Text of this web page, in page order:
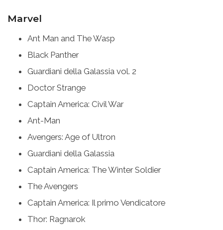
Marvel
Ant Man and The Wasp
Black Panther
Guardiani della Galassia vol. 2
Doctor Strange
Captain America: Civil War
Ant-Man
Avengers: Age of Ultron
Guardiani della Galassia
Captain America: The Winter Soldier
The Avengers
Captain America: Il primo Vendicatore
Thor: Ragnarok